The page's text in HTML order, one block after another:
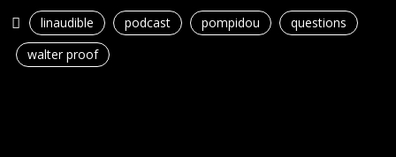
linaudible podcast pompidou
questions
walter proof